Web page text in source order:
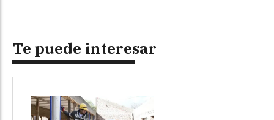
Te puede interesar